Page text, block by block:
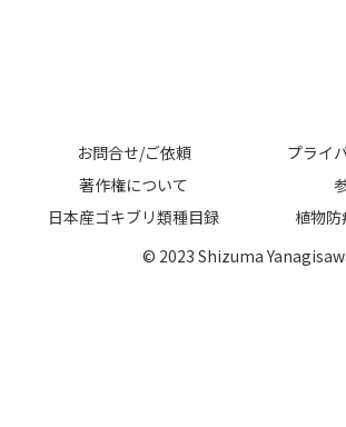
お問合せ/ご依頼
プライ
著作権について
日本産ゴキブリ類種目録
植物
© 2023 Shizuma